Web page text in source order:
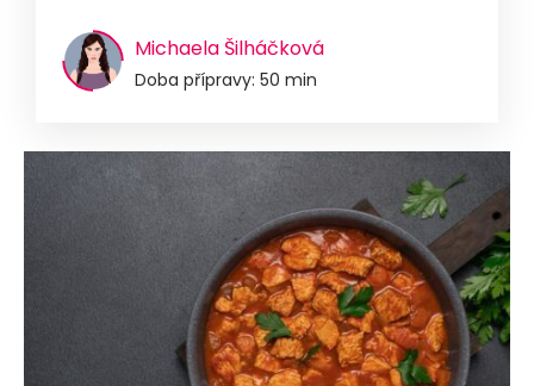
Michaela Šilháčková
Doba přípravy: 50 min